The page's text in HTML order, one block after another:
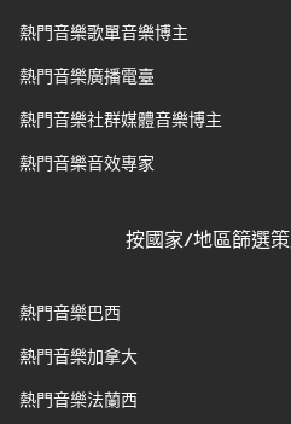
熱門音樂歌單音樂博主
熱門音樂廣播電臺
熱門音樂社群媒體音樂博主
熱門音樂音效專家
按國家/地區篩選
熱門音樂巴西
熱門音樂加拿大
熱門音樂法蘭西